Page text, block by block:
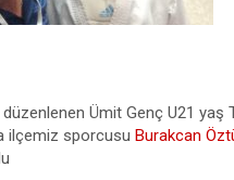
Ümit Genç U21 yaş
ilçemiz sporcusu Burakcan